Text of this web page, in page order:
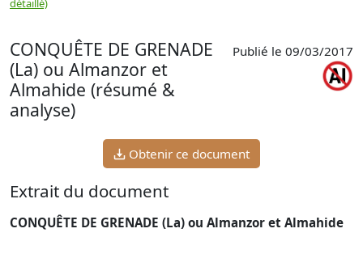
détaillé)
CONQUÊTE DE GRENADE
(La) ou Almanzor et
Almahide (résumé &
analyse)
Publié le 09/03/2017
Obtenir ce document
Extrait du document
CONQUÊTE DE GRENADE (La) ou Almanzor et Almahide